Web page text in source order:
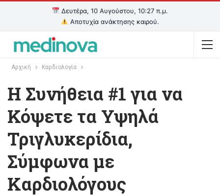
Δευτέρα, 10 Αυγούστου, 10:27 π.μ.
Αποτυχία ανάκτησης καιρού.
Αρχική Καρδιολογία
Η Συνήθεια #1 για να
Κόψετε τα Υψηλά
Τριγλυκερίδια,
Σύμφωνα με
Καρδιολόγους